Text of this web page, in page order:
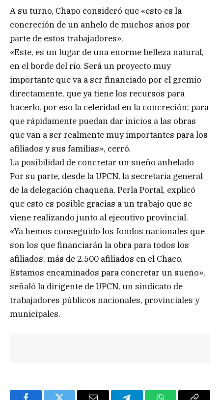
A su turno, Chapo consideró que «esto es la
concreción de un anhelo de muchos años por
parte de estos trabajadores».
«Este, es un lugar de una enorme belleza natural,
en el borde del río. Será un proyecto muy
importante que va a ser financiado por el gremio
directamente, que ya tiene los recursos para
hacerlo, por eso la celeridad en la concreción; para
que rápidamente puedan dar inicios a las obras
que van a ser realmente muy importantes para los
afiliados y sus familias», cerró.
La posibilidad de concretar un sueño anhelado
Por su parte, desde la UPCN, la secretaria general
de la delegación chaqueña, Perla Portal, explicó
que esto es posible gracias a un trabajo que se
viene realizando junto al ejecutivo provincial.
«Ya hemos conseguido los fondos nacionales que
son los que financiarán la obra para todos los
afiliados, más de 2.500 afiliados en el Chaco.
Estamos encaminados para concretar un sueño»,
señaló la dirigente de UPCN, un sindicato de
trabajadores públicos nacionales, provinciales y
municipales.